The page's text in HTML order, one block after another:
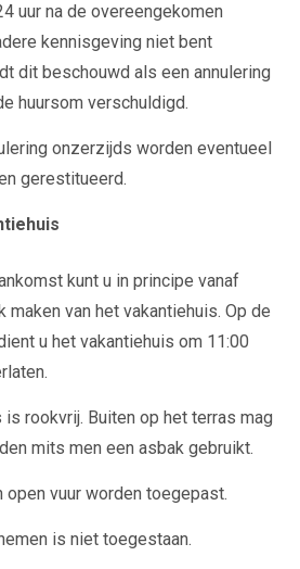
uur na de overeengekomen
kennisgeving niet bent
dit beschouwd als een annulering
huursom verschuldigd.
onzerzijds worden eventueel
gerestitueerd.
kunt u in principe vanaf
maken van het vakantiehuis. Op de
u het vakantiehuis om 11:00
is rookvrij. Buiten op het terras mag
mits men een asbak gebruikt.
open vuur worden toegepast.
is niet toegestaan.